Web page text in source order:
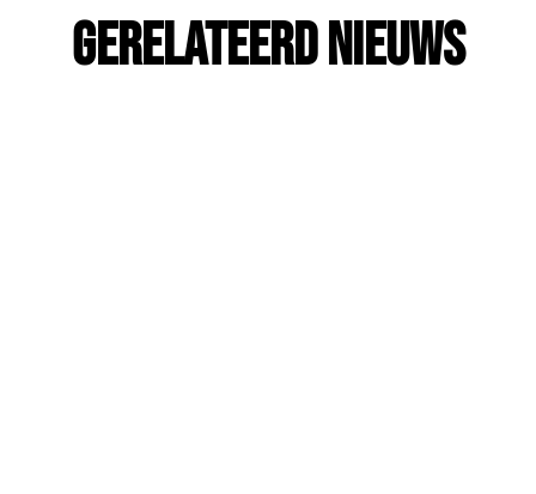
Gerelateerd Nieuws